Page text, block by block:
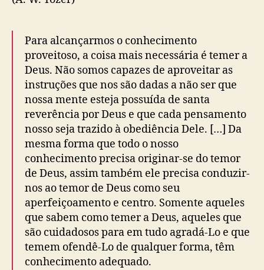
Para alcançarmos o conhecimento
proveitoso, a coisa mais necessária é temer a
Deus. Não somos capazes de aproveitar as
instruções que nos são dadas a não ser que
nossa mente esteja possuída de santa
reverência por Deus e que cada pensamento
nosso seja trazido à obediência Dele. […] Da
mesma forma que todo o nosso
conhecimento precisa originar-se do temor
de Deus, assim também ele precisa conduzir-
nos ao temor de Deus como seu
aperfeiçoamento e centro. Somente aqueles
que sabem como temer a Deus, aqueles que
são cuidadosos para em tudo agradá-Lo e que
temem ofendê-Lo de qualquer forma, têm
conhecimento adequado.